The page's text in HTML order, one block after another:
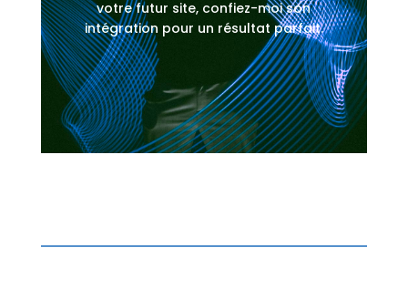
votre futur site, confiez-moi son
intégration pour un résultat parfait.